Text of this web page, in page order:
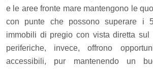
e le aree fronte mare mantengono le
con punte che possono superare i
immobili di pregio con vista diretta sul
periferiche, invece, offrono
accessibili, pur mantenendo un